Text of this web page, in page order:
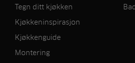
Tegn ditt kjøkken
Kjøkkeninspirasjon
Kjøkkenguide
Montering